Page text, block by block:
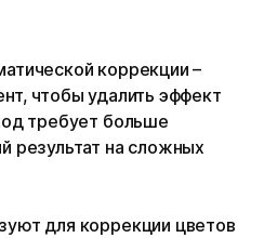
коррекции –
чтобы удалить эффект
требует больше
результат на сложных
для коррекции цветов